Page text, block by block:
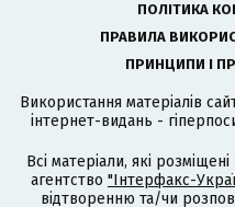
ПОЛІТИКА
ПРАВИЛА
ПРИНЦИПИ І
Використання матеріалів
інтернет-видань -
Всі матеріали, які
агентство "Інтерфакс-
відтворенню та/чи